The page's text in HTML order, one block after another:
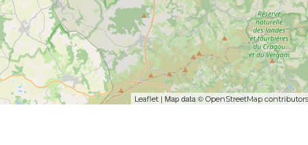
Leaflet | Map data ©OpenStreetMap